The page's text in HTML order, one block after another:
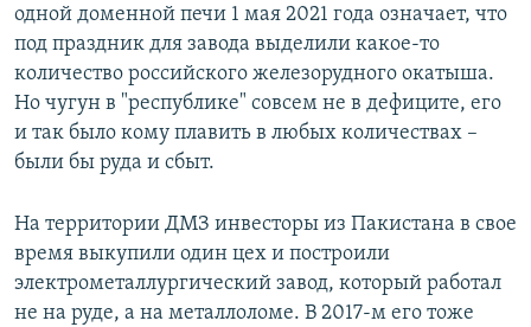
одной доменной печи 1 мая 2021 года означает, что
под праздник для завода выделили какое-то
количество российского железорудного окатыша.
Но чугун в "республике" совсем не в дефиците, его
и так было кому плавить в любых количествах –
были бы руда и сбыт.
На территории ДМЗ инвесторы из Пакистана в свое
время выкупили один цех и построили
электрометаллургический завод, который работал
не на руде, а на металлоломе. В 2017-м его тоже